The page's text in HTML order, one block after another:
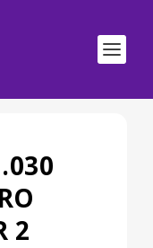
2